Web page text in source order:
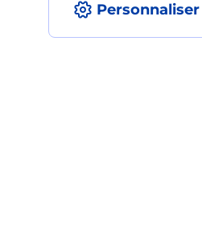
Personnaliser
d’alarme